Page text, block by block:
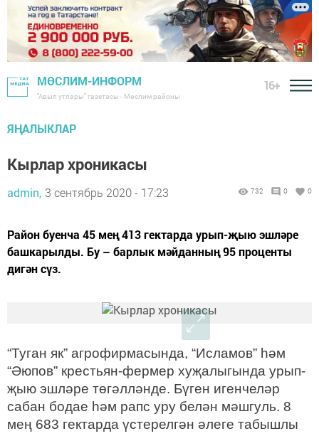
МӨСЛИМ-ИНФОРМ
"Авыл утлары" газетасы - Мөслим районы
16+
ЯҢАЛЫКЛАР
Кырлар хроникасы
admin, 3 сентябрь 2020 - 17:23 732 0 0
Район буенча 45 мең 413 гектарда урып-җыю эшләре
башкарылды. Бу – барлык мәйданның 95 проценты
дигән сүз.
“Туган як” агрофирмасында, “Исламов” һәм
“Әюпов” крестьян-фермер хуҗалыгында урып-
җыю эшләре төгәлләнде. Бүген игенчеләр
сабан бодае һәм рапс уру белән мәшгуль. 8
мең 683 гектарда үстерелгән әлеге табышлы